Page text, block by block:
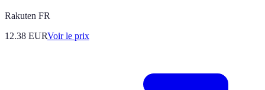
Rakuten FR
12.38 EURVoir le prix